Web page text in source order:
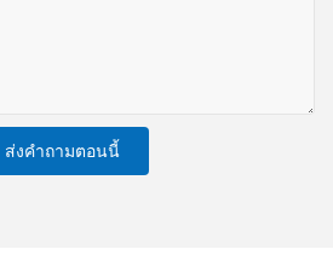
ส่งคำถามตอนนี้